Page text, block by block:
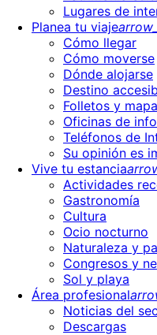
Lugares de
Planea tu viaje
Cómo llegar
Cómo moverse
Dónde alojarse
Destino
Folletos y
Oficinas de
Teléfonos de
Su opinión es
Vive tu estancia
Actividades
Gastronomía
Cultura
Ocio nocturno
Naturaleza y
Congresos y
Sol y playa
Área profesional
Noticias del
Descargas